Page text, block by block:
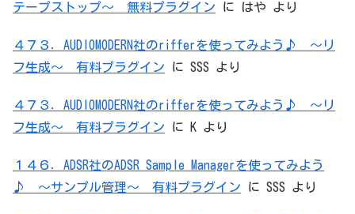
テープストップ～ 無料プラグイン に はや より
４７３．AUDIOMODERN社のrifferを使ってみよう♪ ～リ
フ生成～ 有料プラグイン に SSS より
４７３．AUDIOMODERN社のrifferを使ってみよう♪ ～リ
フ生成～ 有料プラグイン に K より
１４６．ADSR社のADSR Sample Managerを使ってみよう
♪ ～サンプル管理～ 有料プラグイン に SSS より